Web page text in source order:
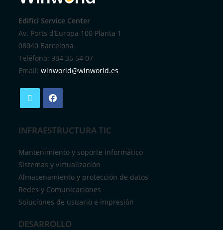
Edifici Service Center
Av. Ports d’Europa 100 Planta 1
08040 Barcelona
Teléfono: 934 35 54 07
Email:winworld@winworld.es
INFRAESTRUCTURA TIC
Mantenimiento y soporte informático
Sistemas y virtualización
Almacenamiento y protección de datos
Redes y Comunicaciones
Soluciones de usuario e impresión
DESARROLLO